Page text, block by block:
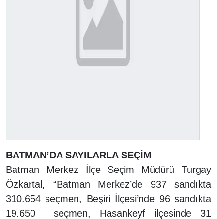
BATMAN’DA SAYILARLA SEÇİM
Batman Merkez İlçe Seçim Müdürü Turgay
Özkartal, “Batman Merkez’de 937 sandıkta
310.654 seçmen, Beşiri İlçesi’nde 96 sandıkta
19.650 seçmen, Hasankeyf ilçesinde 31